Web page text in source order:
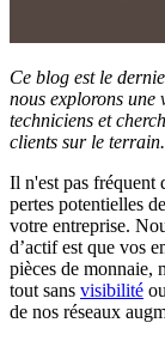
Ce blog est le
nous explorons une
techniciens et
clients sur le terrain.
Il n'est pas fréquent
pertes potentielles
votre entreprise.
d’actif est que vos
pièces de monnaie,
tout sans visibilité ou
de nos réseaux